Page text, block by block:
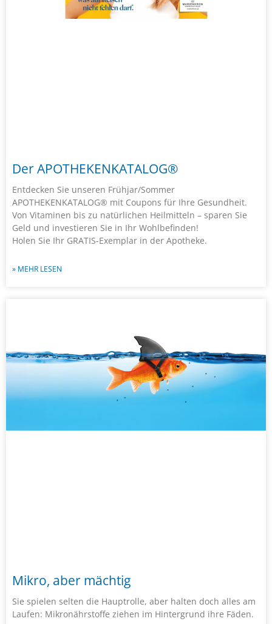
Der APOTHEKENKATALOG®
Entdecken Sie unseren Frühjar/Sommer
APOTHEKENKATALOG® mit Coupons für Ihre Gesundheit.
Von Vitaminen bis zu natürlichen Heilmitteln – sparen Sie
Geld und investieren Sie in Ihr Wohlbefinden!
Holen Sie Ihr GRATIS-Exemplar in der Apotheke.
» MEHR LESEN
Mikro, aber mächtig
Sie spielen selten die Hauptrolle, aber halten doch alles am
Laufen: Mikronährstoffe ziehen im Hintergrund ihre Fäden.